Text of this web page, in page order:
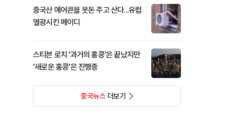
중국산 에어콘을 웃돈 주고 산다...유럽
열광시킨 메이디
스티븐 로치 '과거의 홍콩'은 끝났지만
'새로운 홍콩'은 진행중
중국뉴스더보기